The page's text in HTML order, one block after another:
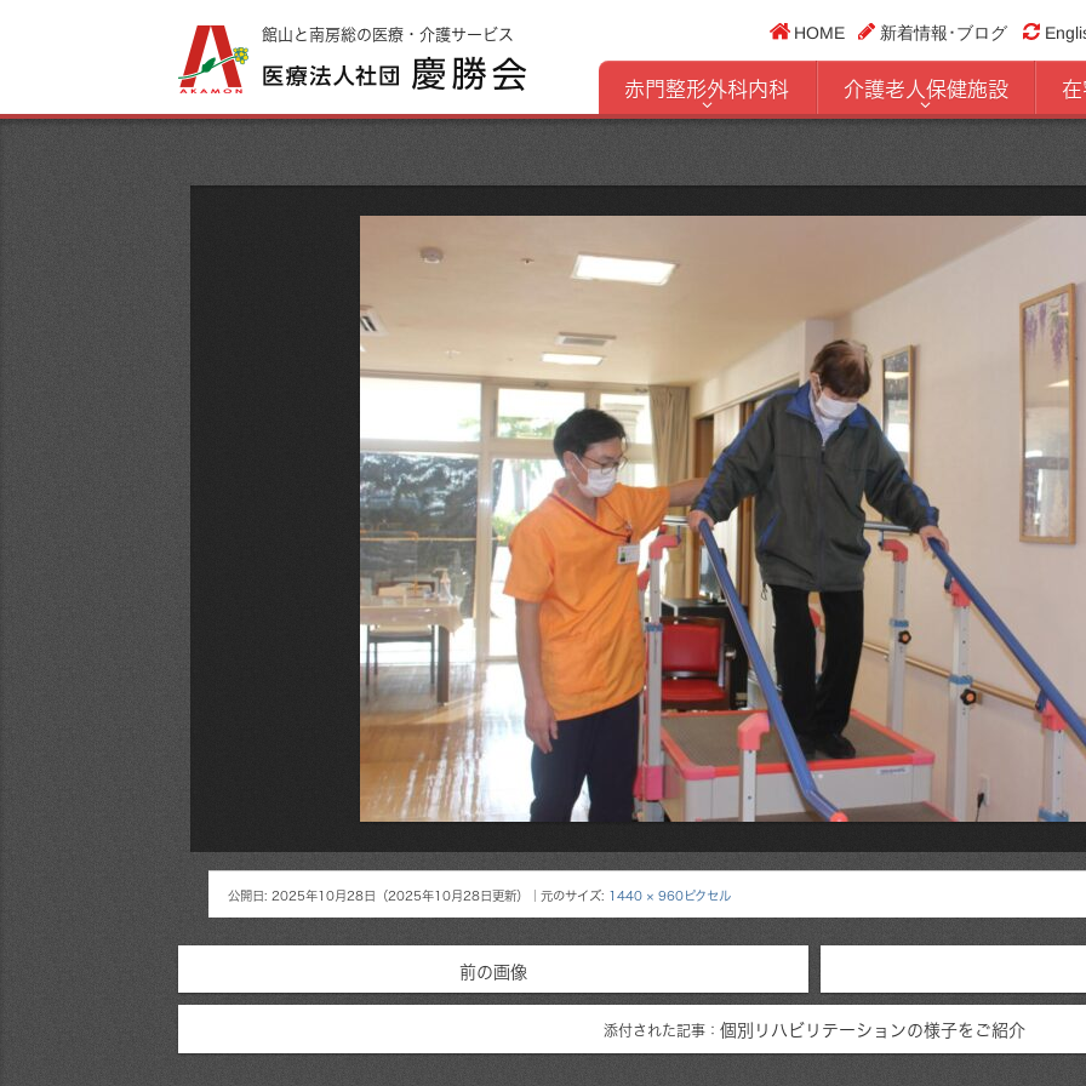
館山と南房総の医療・介護サービス HOME 新着情報･ブログ
赤門整形外科内科 介護老人保健施設
公開日: 2025年10月28日 （2025年10月28日 更新） ｜元のサイズ: 1440 × 960ピクセル
前の画像
添付された記事： 個別リハビリテーションの様子をご紹介